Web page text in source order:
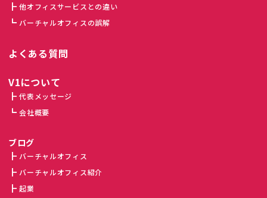
他オフィスサービスとの違い
バーチャルオフィスの誤解
よくある質問
V1について
代表メッセージ
会社概要
ブログ
バーチャルオフィス
バーチャルオフィス紹介
起業